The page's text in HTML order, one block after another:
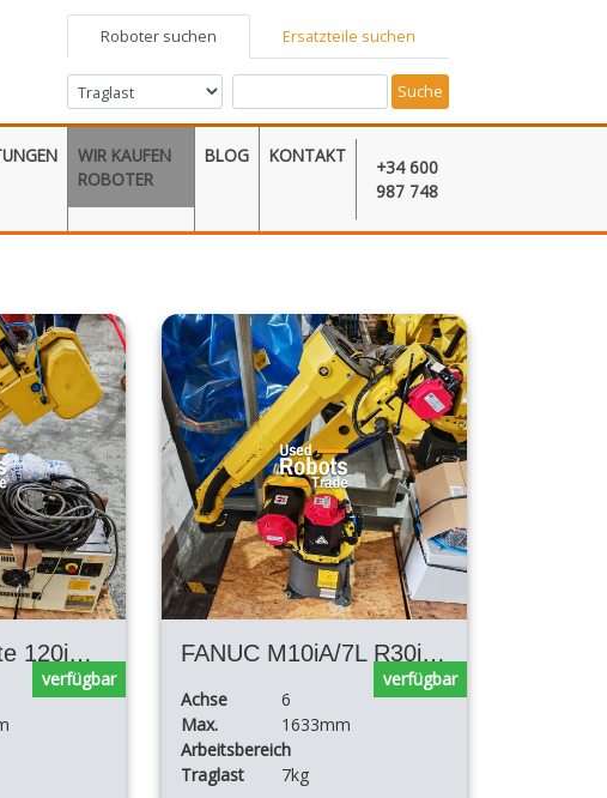
Roboter suchen Ersatzteile suchen
Suche
WIR KAUFEN
ROBOTER
BLOG KONTAKT
+34 600
987 748
Fanuc ARCMAte 120iC R30iB Plus
verfügbar
FANUC M10iA/7L R30iB Plus Mate
Achse
6
Max.
Arbeitsbereich
1633mm
Traglast 7kg
verfügbar